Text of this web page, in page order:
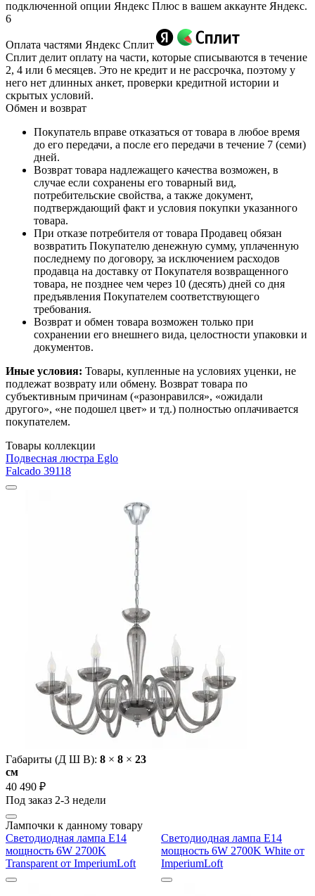
подключенной опции Яндекс Плюс в вашем аккаунте Яндекс.
6
Оплата частями Яндекс Сплит
Сплит делит оплату на части, которые списываются в течение
2, 4 или 6 месяцев. Это не кредит и не рассрочка, поэтому у
него нет длинных анкет, проверки кредитной истории и
скрытых условий.
Обмен и возврат
Покупатель вправе отказаться от товара в любое время
до его передачи, а после его передачи в течение 7 (семи)
дней.
Возврат товара надлежащего качества возможен, в
случае если сохранены его товарный вид,
потребительские свойства, а также документ,
подтверждающий факт и условия покупки указанного
товара.
При отказе потребителя от товара Продавец обязан
возвратить Покупателю денежную сумму, уплаченную
последнему по договору, за исключением расходов
продавца на доставку от Покупателя возвращенного
товара, не позднее чем через 10 (десять) дней со дня
предъявления Покупателем соответствующего
требования.
Возврат и обмен товара возможен только при
сохранении его внешнего вида, целостности упаковки и
документов.
Иные условия: Товары, купленные на условиях уценки, не
подлежат возврату или обмену. Возврат товара по
субъективным причинам («разонравился», «ожидали
другого», «не подошел цвет» и тд.) полностью оплачивается
покупателем.
Товары коллекции
Подвесная люстра Eglo
Falcado 39118
Габариты (Д Ш В): 8 × 8 × 23
cм
40 490 ₽
Под заказ 2-3 недели
Лампочки к данному товару
Светодиодная лампа E14
мощность 6W 2700K
Transparent от ImperiumLoft
Светодиодная лампа E14
мощность 6W 2700K White от
ImperiumLoft